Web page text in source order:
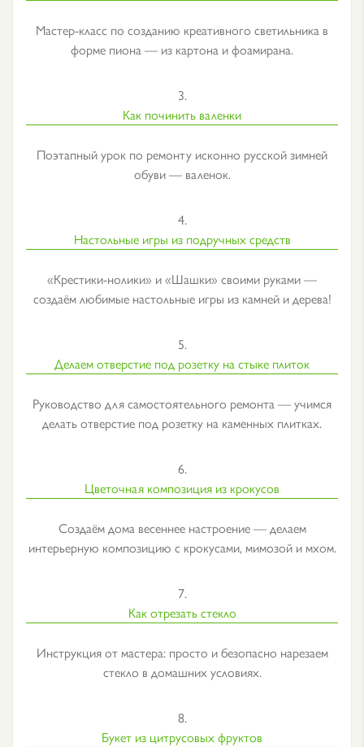
Мастер-класс по созданию креативного светильника в
форме пиона — из картона и фоамирана.
3.
Как починить валенки
Поэтапный урок по ремонту исконно русской зимней
обуви — валенок.
4.
Настольные игры из подручных средств
«Крестики-нолики» и «Шашки» своими руками —
создаём любимые настольные игры из камней и дерева!
5.
Делаем отверстие под розетку на стыке плиток
Руководство для самостоятельного ремонта — учимся
делать отверстие под розетку на каменных плитках.
6.
Цветочная композиция из крокусов
Создаём дома весеннее настроение — делаем
интерьерную композицию с крокусами, мимозой и мхом.
7.
Как отрезать стекло
Инструкция от мастера: просто и безопасно нарезаем
стекло в домашних условиях.
8.
Букет из цитрусовых фруктов